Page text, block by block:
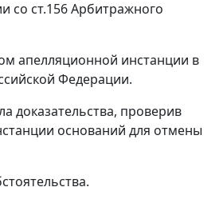
со ст.156Арбитражного
апелляционной инстанции в
Федерации.
доказательства, проверив
оснований для отмены